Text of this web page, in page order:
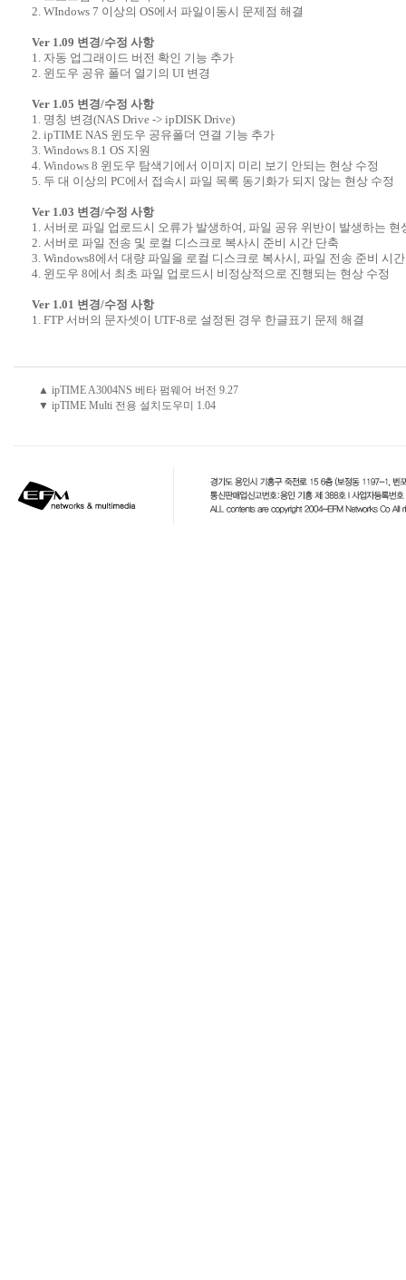
2. WIndows 7 이상의 OS에서 파일이동시 문제점 해결
Ver 1.09 변경/수정 사항
1. 자동 업그래이드 버전 확인 기능 추가
2. 윈도우 공유 폴더 열기의 UI 변경
Ver 1.05 변경/수정 사항
1. 명칭 변경(NAS Drive -> ipDISK Drive)
2. ipTIME NAS 윈도우 공유폴더 연결 기능 추가
3. Windows 8.1 OS 지원
4. Windows 8 윈도우 탐색기에서 이미지 미리 보기 안되는 현상 수정
5. 두 대 이상의 PC에서 접속시 파일 목록 동기화가 되지 않는 현상 수정
Ver 1.03 변경/수정 사항
1. 서버로 파일 업로드시 오류가 발생하여, 파일 공유 위반이 발생하는 현
2. 서버로 파일 전송 및 로컬 디스크로 복사시 준비 시간 단축
3. Windows8에서 대량 파일을 로컬 디스크로 복사시, 파일 전송 준비 시
4. 윈도우 8에서 최초 파일 업로드시 비정상적으로 진행되는 현상 수정
Ver 1.01 변경/수정 사항
1. FTP 서버의 문자셋이 UTF-8로 설정된 경우 한글표기 문제 해결
▲ ipTIME A3004NS 베타 펌웨어 버전 9.27
▼ ipTIME Multi 전용 설치도우미 1.04